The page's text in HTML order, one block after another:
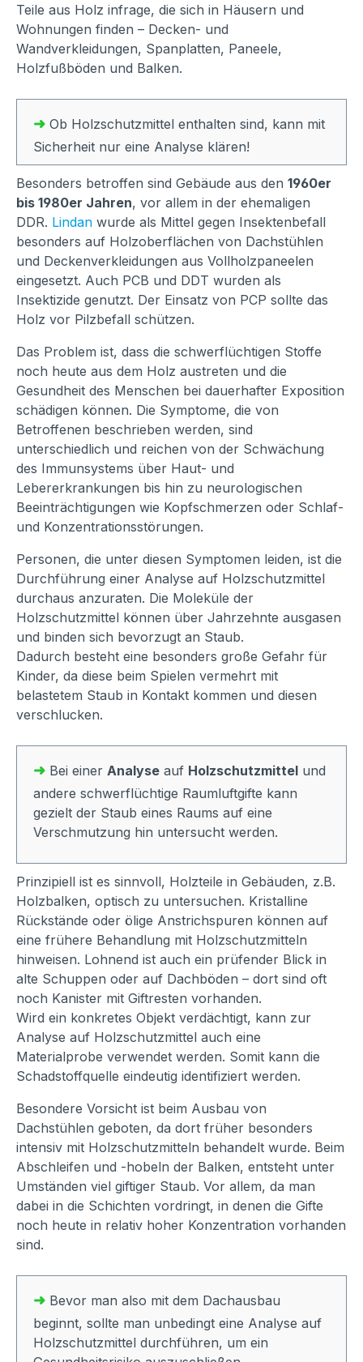
Teile aus Holz infrage, die sich in Häusern und
Wohnungen finden – Decken- und
Wandverkleidungen, Spanplatten, Paneele,
Holzfußböden und Balken.
➜ Ob Holzschutzmittel enthalten sind, kann mit
Sicherheit nur eine Analyse klären!
Besonders betroffen sind Gebäude aus den 1960er
bis 1980er Jahren, vor allem in der ehemaligen
DDR. Lindan wurde als Mittel gegen Insektenbefall
besonders auf Holzoberflächen von Dachstühlen
und Deckenverkleidungen aus Vollholzpaneelen
eingesetzt. Auch PCB und DDT wurden als
Insektizide genutzt. Der Einsatz von PCP sollte das
Holz vor Pilzbefall schützen.
Das Problem ist, dass die schwerflüchtigen Stoffe
noch heute aus dem Holz austreten und die
Gesundheit des Menschen bei dauerhafter Exposition
schädigen können. Die Symptome, die von
Betroffenen beschrieben werden, sind
unterschiedlich und reichen von der Schwächung
des Immunsystems über Haut- und
Lebererkrankungen bis hin zu neurologischen
Beeinträchtigungen wie Kopfschmerzen oder Schlaf-
und Konzentrationsstörungen.
Personen, die unter diesen Symptomen leiden, ist die
Durchführung einer Analyse auf Holzschutzmittel
durchaus anzuraten. Die Moleküle der
Holzschutzmittel können über Jahrzehnte ausgasen
und binden sich bevorzugt an Staub.
Dadurch besteht eine besonders große Gefahr für
Kinder, da diese beim Spielen vermehrt mit
belastetem Staub in Kontakt kommen und diesen
verschlucken.
➜ Bei einer Analyse auf Holzschutzmittel und
andere schwerflüchtige Raumluftgifte kann
gezielt der Staub eines Raums auf eine
Verschmutzung hin untersucht werden.
Prinzipiell ist es sinnvoll, Holzteile in Gebäuden, z.B.
Holzbalken, optisch zu untersuchen. Kristalline
Rückstände oder ölige Anstrichspuren können auf
eine frühere Behandlung mit Holzschutzmitteln
hinweisen. Lohnend ist auch ein prüfender Blick in
alte Schuppen oder auf Dachböden – dort sind oft
noch Kanister mit Giftresten vorhanden.
Wird ein konkretes Objekt verdächtigt, kann zur
Analyse auf Holzschutzmittel auch eine
Materialprobe verwendet werden. Somit kann die
Schadstoffquelle eindeutig identifiziert werden.
Besondere Vorsicht ist beim Ausbau von
Dachstühlen geboten, da dort früher besonders
intensiv mit Holzschutzmitteln behandelt wurde. Beim
Abschleifen und -hobeln der Balken, entsteht unter
Umständen viel giftiger Staub. Vor allem, da man
dabei in die Schichten vordringt, in denen die Gifte
noch heute in relativ hoher Konzentration vorhanden
sind.
➜ Bevor man also mit dem Dachausbau
beginnt, sollte man unbedingt eine Analyse auf
Holzschutzmittel durchführen, um ein